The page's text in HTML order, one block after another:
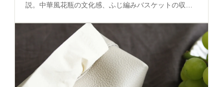
説。中華風花瓶の文化感、ふじ編みバスケットの収納
着かせる空間づくりの秘密を必見。